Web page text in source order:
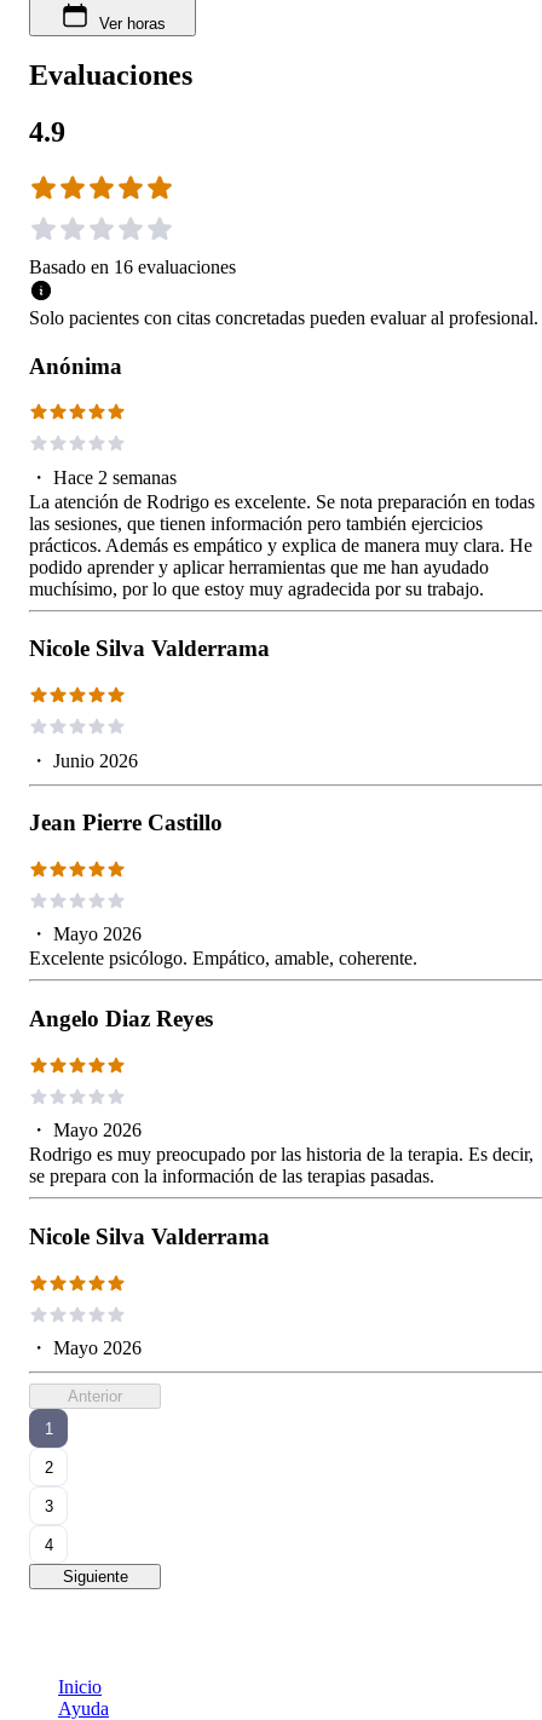
Ver horas
Evaluaciones
4.9
Basado en 16 evaluaciones
Solo pacientes con citas concretadas pueden evaluar al profesional.
Anónima
・ Hace 2 semanas
La atención de Rodrigo es excelente. Se nota preparación en todas
las sesiones, que tienen información pero también ejercicios
prácticos. Además es empático y explica de manera muy clara. He
podido aprender y aplicar herramientas que me han ayudado
muchísimo, por lo que estoy muy agradecida por su trabajo.
Nicole Silva Valderrama
・ Junio 2026
Jean Pierre Castillo
・ Mayo 2026
Excelente psicólogo. Empático, amable, coherente.
Angelo Diaz Reyes
・ Mayo 2026
Rodrigo es muy preocupado por las historia de la terapia. Es decir,
se prepara con la información de las terapias pasadas.
Nicole Silva Valderrama
・ Mayo 2026
Anterior
1
2
3
4
Siguiente
Inicio
Ayuda